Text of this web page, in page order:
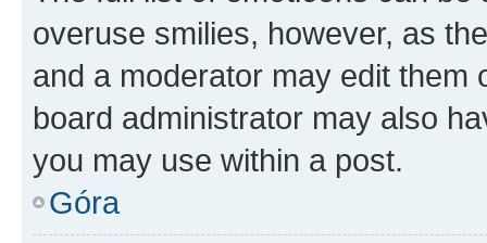
overuse smilies, however, as
and a moderator may edit them
board administrator may also
you may use within a post.
Góra